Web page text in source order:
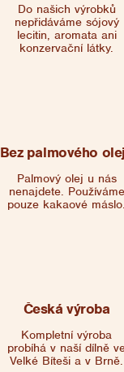
Do našich výrobků
nepřidáváme sójový
lecitin, aromata ani
konzervační látky.
Bez palmového
Palmový olej u nás
nenajdete. Používáme
pouze kakaové máslo.
Česká výroba
Kompletní výroba
probíhá v naší dílně
Velké Bíteši a v Brně.